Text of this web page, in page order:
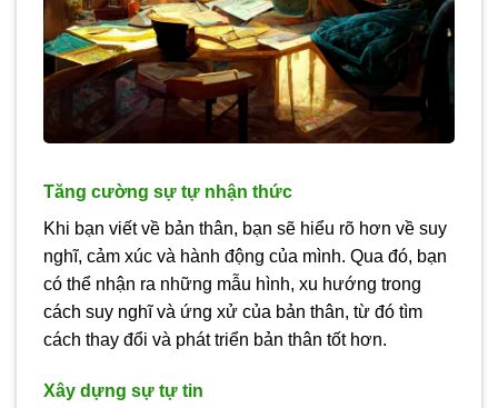
Tăng cường sự tự nhận thức
Khi bạn viết về bản thân, bạn sẽ hiểu rõ hơn về suy
nghĩ, cảm xúc và hành động của mình. Qua đó, bạn
có thể nhận ra những mẫu hình, xu hướng trong
cách suy nghĩ và ứng xử của bản thân, từ đó tìm
cách thay đổi và phát triển bản thân tốt hơn.
Xây dựng sự tự tin